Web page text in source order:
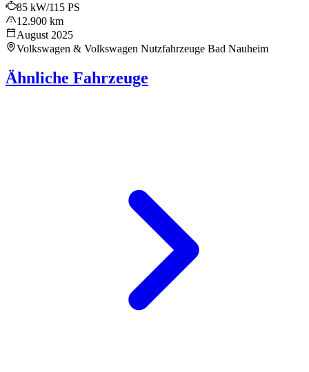
85 kW/115 PS
12.900 km
August 2025
Volkswagen & Volkswagen Nutzfahrzeuge Bad Nauheim
Ähnliche Fahrzeuge